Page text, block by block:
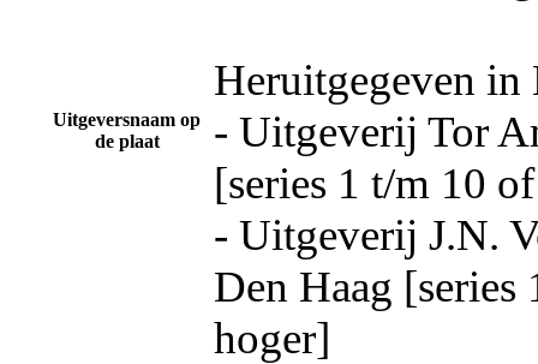
Uitgeversnaam op
de plaat
Heruitgegeven in
- Uitgeverij Tor
[series 1 t/m 10
- Uitgeverij J.N.
Den Haag [series
hoger]